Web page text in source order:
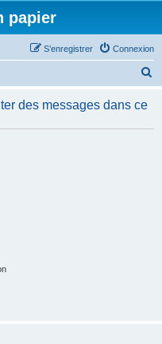
papier
Connexion
S’enregistrer
h
des messages dans ce